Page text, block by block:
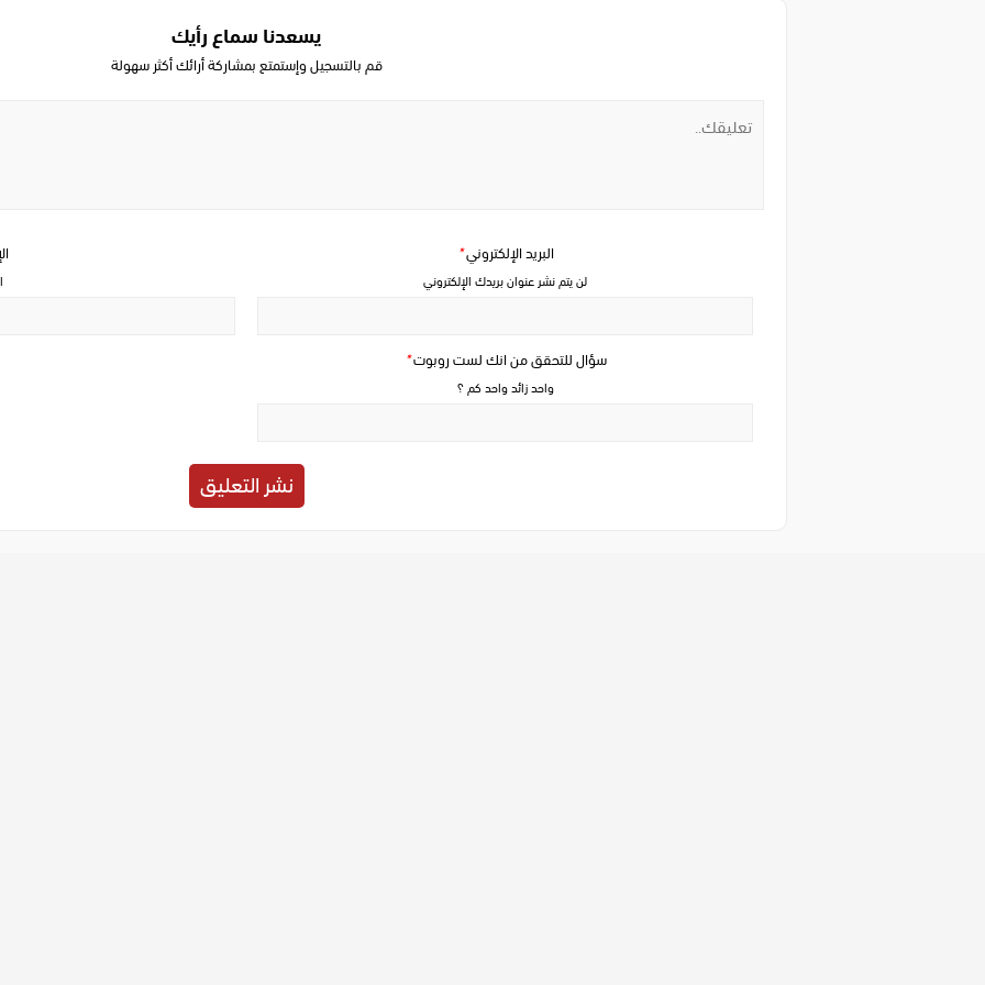
يسعدنا سماع رأيك
قم بالتسجيل وإستمتع بمشاركة أرائك أكثر سهولة
سؤال للتحقق من انك لست روبوت*
واحد زائد واحد كم ؟
البريد الإلكتروني*
لن يتم نشر عنوان بريدك الإلكتروني